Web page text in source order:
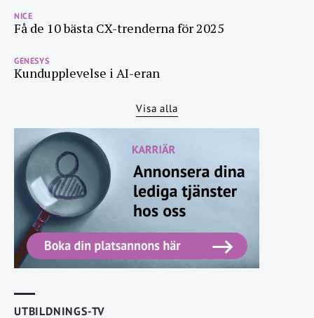
NICE
Få de 10 bästa CX-trenderna för 2025
GENESYS
Kundupplevelse i AI-eran
Visa alla
UTBILDNINGS-TV